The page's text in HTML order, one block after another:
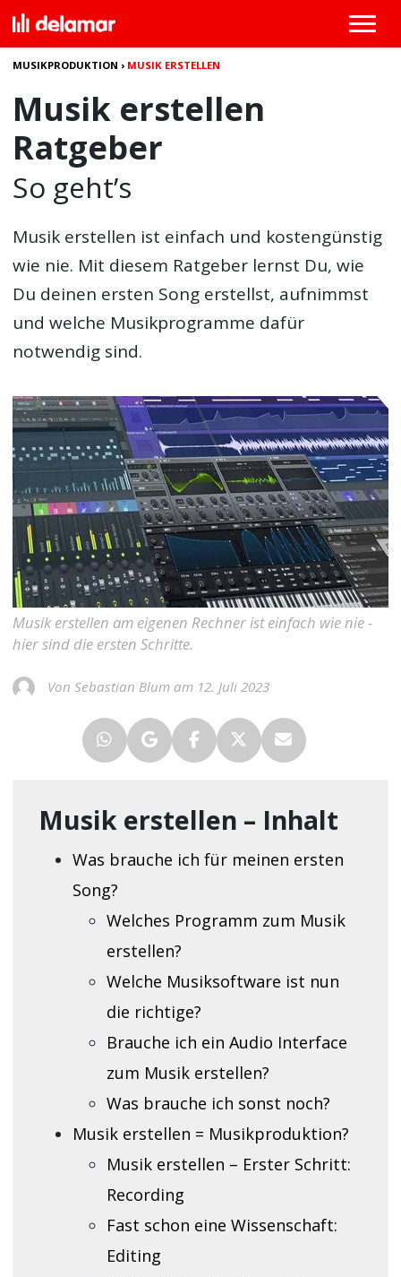
MUSIKPRODUKTION › MUSIK ERSTELLEN
Musik erstellen
Ratgeber
So geht’s
Musik erstellen ist einfach und kostengünstig
wie nie. Mit diesem Ratgeber lernst Du, wie
Du deinen ersten Song erstellst, aufnimmst
und welche Musikprogramme dafür
notwendig sind.
Musik erstellen am eigenen Rechner ist einfach wie nie -
hier sind die ersten Schritte.
Von Sebastian Blum am 12. Juli 2023
Musik erstellen – Inhalt
Was brauche ich für meinen ersten
Song?
Welches Programm zum Musik
erstellen?
Welche Musiksoftware ist nun
die richtige?
Brauche ich ein Audio Interface
zum Musik erstellen?
Was brauche ich sonst noch?
Musik erstellen = Musikproduktion?
Musik erstellen – Erster Schritt:
Recording
Fast schon eine Wissenschaft:
Editing